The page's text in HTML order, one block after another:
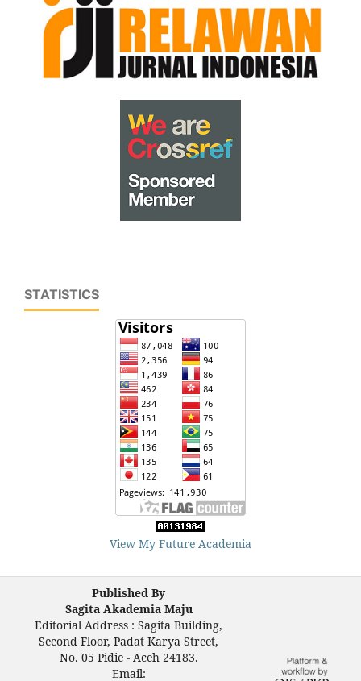
STATISTICS
View My Future Academia
Published By
Sagita Akademia Maju
Editorial Address : Sagita Building,
Second Floor, Padat Karya Street,
No. 05 Pidie - Aceh 24183.
Email: